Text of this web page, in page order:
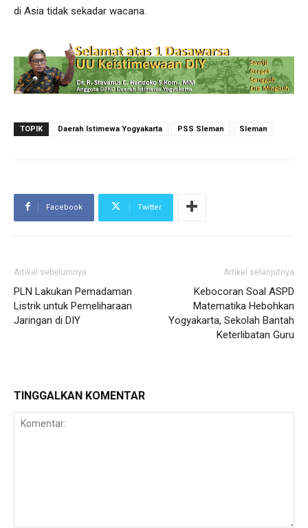
di Asia tidak sekadar wacana.
TOPIK Daerah Istimewa Yogyakarta PSS Sleman Sleman
Facebook Twitter
Artikel sebelumnya
PLN Lakukan Pemadaman
Listrik untuk Pemeliharaan
Jaringan di DIY
Artikel selanjutnya
Kebocoran Soal ASPD
Matematika Hebohkan
Yogyakarta, Sekolah Bantah
Keterlibatan Guru
TINGGALKAN KOMENTAR